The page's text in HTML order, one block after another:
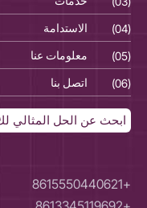
(04)
الاستدامة
(05)
معلومات عنا
(06)
اتصل بنا
ابحث عن الحل المثالي
+8615550440621